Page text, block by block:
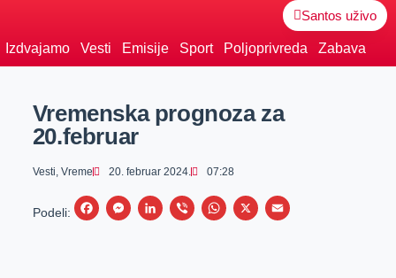
Santos uživo
Izdvajamo Vesti Emisije Sport Poljoprivreda Zabava
Vremenska prognoza za
20.februar
Vesti, Vreme 20. februar 2024. 07:28
Podeli:
F
M
L
V
W
X
E